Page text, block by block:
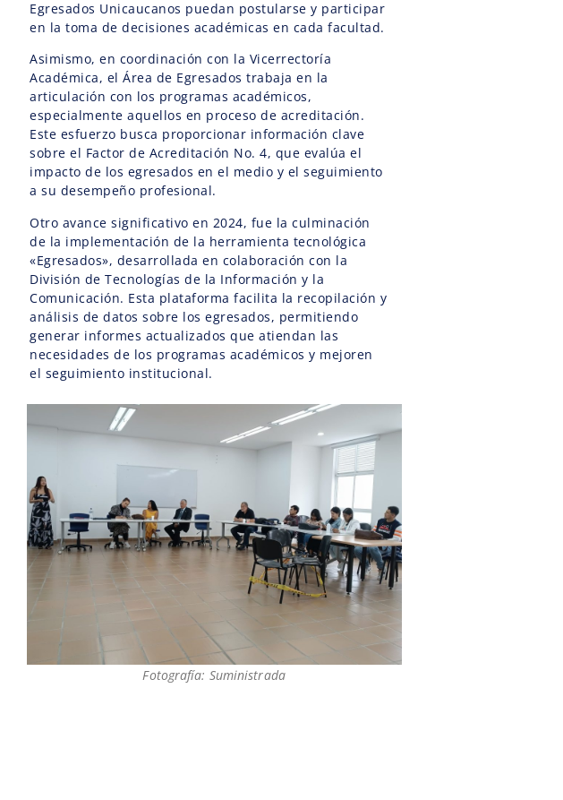
Egresados Unicaucanos puedan postularse y participar
en la toma de decisiones académicas en cada facultad.
Asimismo, en coordinación con la Vicerrectoría
Académica, el Área de Egresados trabaja en la
articulación con los programas académicos,
especialmente aquellos en proceso de acreditación.
Este esfuerzo busca proporcionar información clave
sobre el Factor de Acreditación No. 4, que evalúa el
impacto de los egresados en el medio y el seguimiento
a su desempeño profesional.
Otro avance significativo en 2024, fue la culminación
de la implementación de la herramienta tecnológica
«Egresados», desarrollada en colaboración con la
División de Tecnologías de la Información y la
Comunicación. Esta plataforma facilita la recopilación y
análisis de datos sobre los egresados, permitiendo
generar informes actualizados que atiendan las
necesidades de los programas académicos y mejoren
el seguimiento institucional.
Fotografía: Suministrada